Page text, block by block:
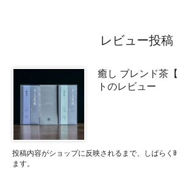
レビュー投稿
癒し ブレンド茶
トのレビュー
投稿内容がショップに反映されるまで、しばらく
ます。